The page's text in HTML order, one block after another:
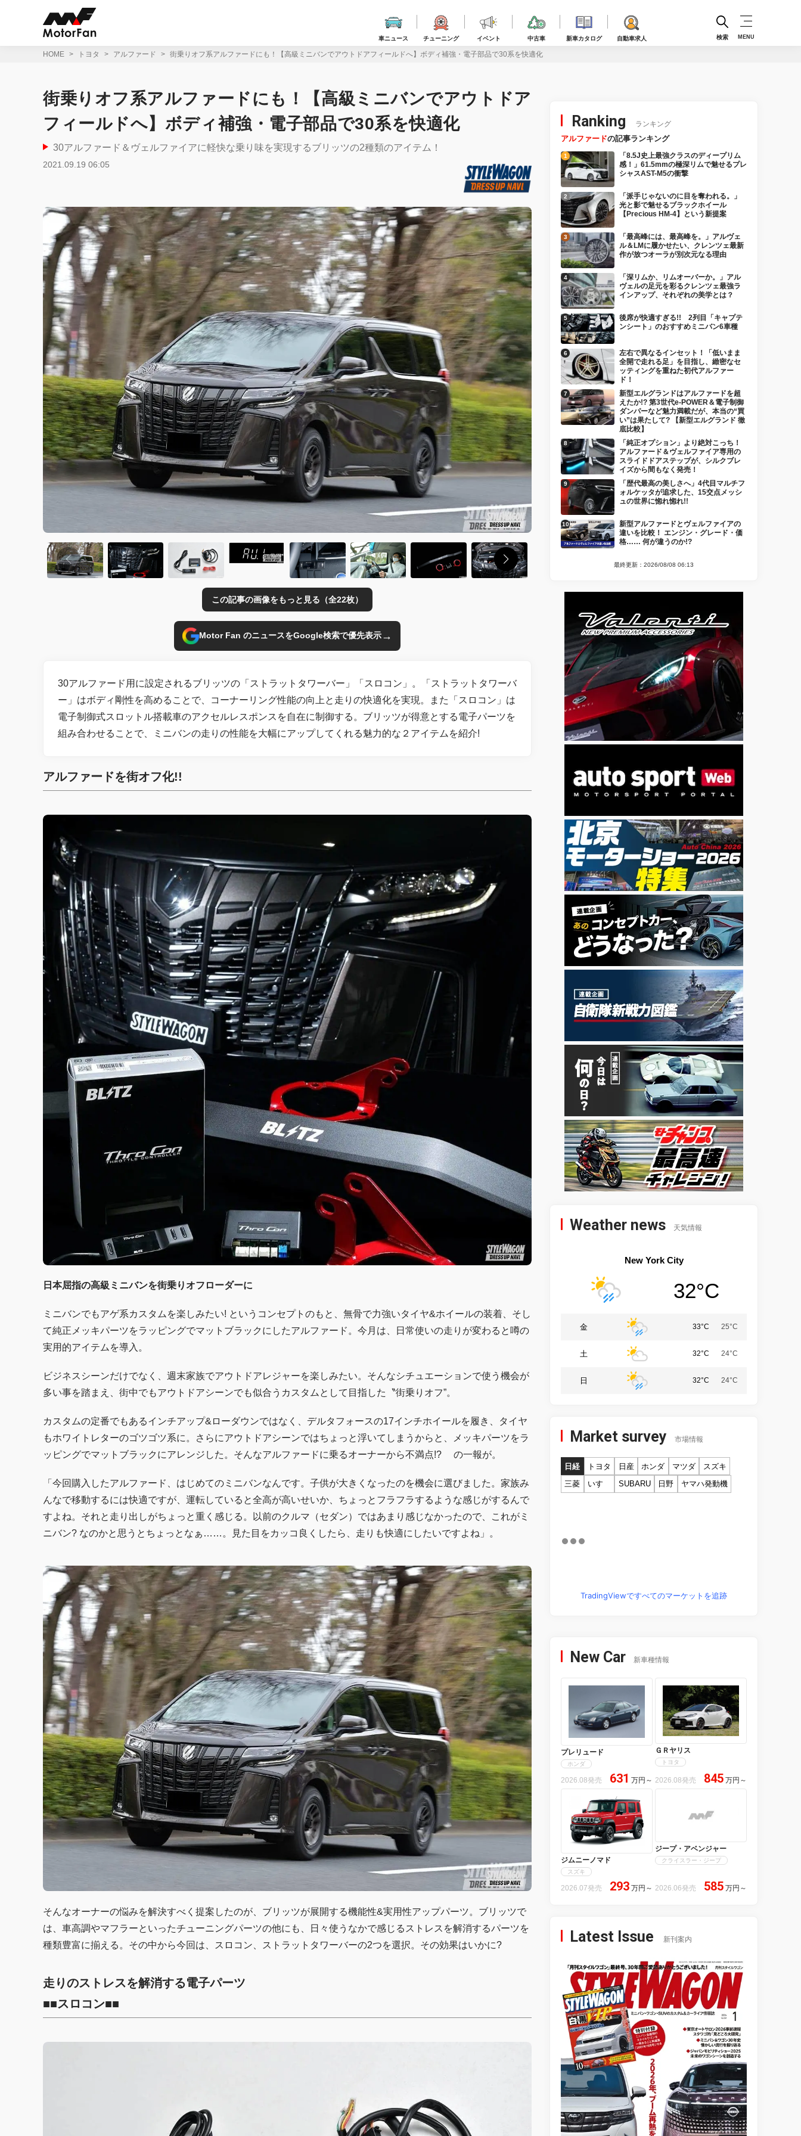
車ニュース チューニング イベント 中古車 新車カタログ 自動車求人 検索 MENU
HOME トヨタ アルファード 街乗りオフ系アルファードにも！【高級ミニバンでアウトドアフィールドへ】ボディ補強・電子部品で30系を快適化
街乗りオフ系アルファードにも！【高級ミニバンでアウトドア
フィールドへ】ボディ補強・電子部品で30系を快適化
30アルファード＆ヴェルファイアに軽快な乗り味を実現するブリッツの2種類のアイテム！
2021.09.19 06:05
この記事の画像をもっと見る（全22枚）
Motor Fan のニュースをGoogle検索で優先表示→
30アルファード用に設定されるブリッツの「ストラットタワーバー」「スロコン」。「ストラットタワーバ
ー」はボディ剛性を高めることで、コーナーリング性能の向上と走りの快適化を実現。また「スロコン」は
電子制御式スロットル搭載車のアクセルレスポンスを自在に制御する。ブリッツが得意とする電子パーツを
組み合わせることで、ミニバンの走りの性能を大幅にアップしてくれる魅力的な２アイテムを紹介!
アルファードを街オフ化!!
日本屈指の高級ミニバンを街乗りオフローダーに
ミニバンでもアゲ系カスタムを楽しみたい! というコンセプトのもと、無骨で力強いタイヤ&ホイールの装着、そし
て純正メッキパーツをラッピングでマットブラックにしたアルファード。今月は、日常使いの走りが変わると噂の
実用的アイテムを導入。
ビジネスシーンだけでなく、週末家族でアウトドアレジャーを楽しみたい。そんなシチュエーションで使う機会が
多い事を踏まえ、街中でもアウトドアシーンでも似合うカスタムとして目指した〝街乗りオフ”。
カスタムの定番でもあるインチアップ&ローダウンではなく、デルタフォースの17インチホイールを履き、タイヤ
もホワイトレターのゴツゴツ系に。さらにアウトドアシーンではちょっと浮いてしまうからと、メッキパーツをラ
ッピングでマットブラックにアレンジした。そんなアルファードに乗るオーナーから不満点!? の一報が。
「今回購入したアルファード、はじめてのミニバンなんです。子供が大きくなったのを機会に選びました。家族み
んなで移動するには快適ですが、運転していると全高が高いせいか、ちょっとフラフラするような感じがするんで
すよね。それと走り出しがちょっと重く感じる。以前のクルマ（セダン）ではあまり感じなかったので、これがミ
ニバン? なのかと思うとちょっとなぁ……。見た目をカッコ良くしたら、走りも快適にしたいですよね」。
そんなオーナーの悩みを解決すべく提案したのが、ブリッツが展開する機能性&実用性アップパーツ。ブリッツで
は、車高調やマフラーといったチューニングパーツの他にも、日々使うなかで感じるストレスを解消するパーツを
種類豊富に揃える。その中から今回は、スロコン、ストラットタワーバーの2つを選択。その効果はいかに?
走りのストレスを解消する電子パーツ
■■スロコン■■
Ranking ランキング
アルファードの記事ランキング
「8.5J史上最強クラスのディープリム
感！」61.5mmの極深リムで魅せるプレ
シャスAST-M5の衝撃
「派手じゃないのに目を奪われる。」
光と影で魅せるブラックホイール
【Precious HM-4】という新提案
「最高峰には、最高峰を。」アルヴェ
ル＆LMに履かせたい、クレンツェ最新
作が放つオーラが別次元なる理由
「深リムか、リムオーバーか。」アル
ヴェルの足元を彩るクレンツェ最強ラ
インアップ、それぞれの美学とは？
後席が快適すぎる!! 2列目「キャプテ
ンシート」のおすすめミニバン6車種
左右で異なるインセット！「低いまま
全開で走れる足」を目指し、緻密なセ
ッティングを重ねた初代アルファー
ド！
新型エルグランドはアルファードを超
えたか!? 第3世代e-POWER＆電子制御
ダンパーなど魅力満載だが、本当の“買
い”は果たして? 【新型エルグランド 徹
底比較】
「純正オプション」より絶対こっち！
アルファード＆ヴェルファイア専用の
スライドドアステップが、シルクブレ
イズから間もなく発売！
「歴代最高の美しさへ」4代目マルチフ
ォルケッタが追求した、15交点メッシ
ュの世界に惚れ惚れ!!
新型アルファードとヴェルファイアの
違いを比較！ エンジン・グレード・価
格…… 何が違うのか!?
最終更新：2026/08/08 06:13
Weather news 天気情報
New York City
32°C
金 33°C 25°C
土 32°C 24°C
日 32°C 24°C
Market survey 市場情報
日経 トヨタ 日産 ホンダ マツダ
スズキ
三菱
いすゞ SUBARU 日野 ヤマハ発動機
TradingViewですべてのマーケットを追跡
New Car 新車種情報
プレリュード
ホンダ
2026.08発売 631 万円 ～
ＧＲヤリス
トヨタ
2026.08発売 845 万円 ～
ジムニーノマド
スズキ
2026.07発売 293 万円 ～
ジープ・アベンジャー
クライスラー・ジープ
2026.06発売 585 万円 ～
Latest Issue 新刊案内